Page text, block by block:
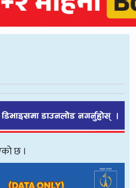
छ ।